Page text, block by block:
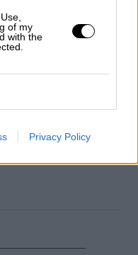
of my
with the
Privacy Policy
de